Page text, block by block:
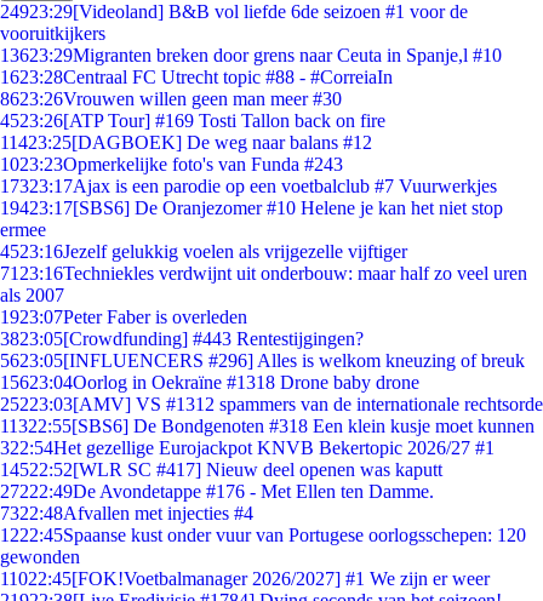
24923:29[Videoland] B&B vol liefde 6de seizoen #1 voor de
vooruitkijkers
13623:29Migranten breken door grens naar Ceuta in Spanje,l #10
1623:28Centraal FC Utrecht topic #88 - #CorreiaIn
8623:26Vrouwen willen geen man meer #30
4523:26[ATP Tour] #169 Tosti Tallon back on fire
11423:25[DAGBOEK] De weg naar balans #12
1023:23Opmerkelijke foto's van Funda #243
17323:17Ajax is een parodie op een voetbalclub #7 Vuurwerkjes
19423:17[SBS6] De Oranjezomer #10 Helene je kan het niet stop
ermee
4523:16Jezelf gelukkig voelen als vrijgezelle vijftiger
71 23:16Techniekles verdwijnt uit onderbouw: maar half zo veel uren
als 2007
1923:07Peter Faber is overleden
3823:05[Crowdfunding] #443 Rentestijgingen?
5623:05[INFLUENCERS #296] Alles is welkom kneuzing of breuk
15623:04Oorlog in Oekraïne #1318 Drone baby drone
25223:03[AMV] VS #1312 spammers van de internationale rechtsorde
11322:55[SBS6] De Bondgenoten #318 Een klein kusje moet kunnen
322:54Het gezellige Eurojackpot KNVB Bekertopic 2026/27 #1
14522:52[WLR SC #417] Nieuw deel openen was kaputt
27222:49De Avondetappe #176 - Met Ellen ten Damme.
7322:48Afvallen met injecties #4
1222:45Spaanse kust onder vuur van Portugese oorlogsschepen: 120
gewonden
11022:45[FOK!Voetbalmanager 2026/2027] #1 We zijn er weer